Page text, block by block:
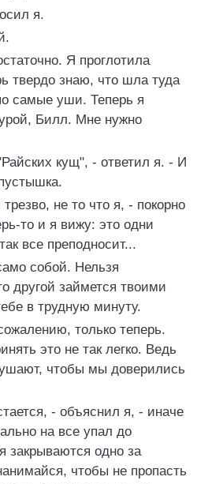
я.
Я проглотила
твердо знаю, что шла туда
самые уши. Теперь я
Билл. Мне нужно
кущ", - ответил я. - И
не то что я, - покорно
то и я вижу: это одни
все преподносит...
собой. Нельзя
другой займется твоими
в трудную минуту.
только теперь.
это не так легко. Ведь
чтобы мы доверились
- объяснил я, - иначе
на все упал до
закрываются одно за
чтобы не пропасть